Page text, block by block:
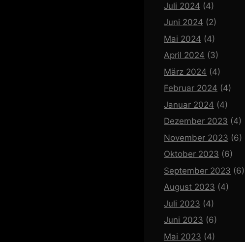
Juli 2024 (4)
Juni 2024 (2)
Mai 2024 (4)
April 2024 (3)
März 2024 (4)
Februar 2024 (4)
Januar 2024 (4)
Dezember 2023 (4)
November 2023 (6)
Oktober 2023 (6)
September 2023 (6)
August 2023 (4)
Juli 2023 (4)
Juni 2023 (6)
Mai 2023 (4)